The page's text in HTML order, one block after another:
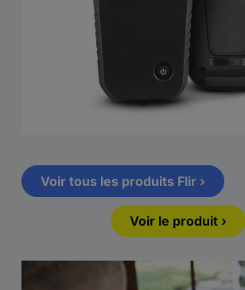
Voir tous les produits Flir ›
Voir le produit ›